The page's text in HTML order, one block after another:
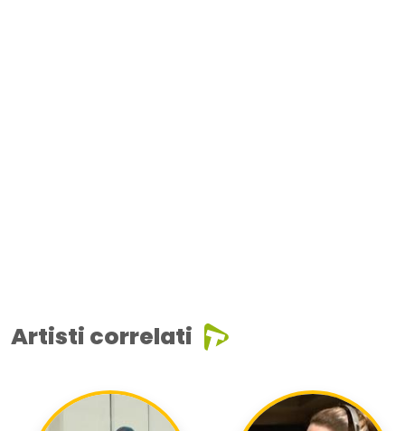
Artisti correlati